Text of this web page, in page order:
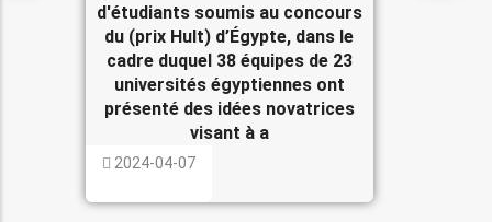
d'étudiants soumis au concours
du (prix Hult) d’Égypte, dans le
cadre duquel 38 équipes de 23
universités égyptiennes ont
présenté des idées novatrices
visant à a
2024-04-07